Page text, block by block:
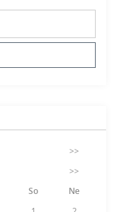
>>
>>
So
Ne